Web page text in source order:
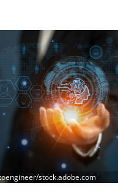
stock.adobe.com